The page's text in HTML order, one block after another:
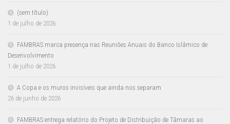
(sem título)
1 de julho de 2026
FAMBRAS marca presença nas Reuniões Anuais do Banco Islâmico de
Desenvolvimento
1 de julho de 2026
A Copa e os muros invisíveis que ainda nos separam
26 de junho de 2026
FAMBRAS entrega relatório do Projeto de Distribuição de Tâmaras ao